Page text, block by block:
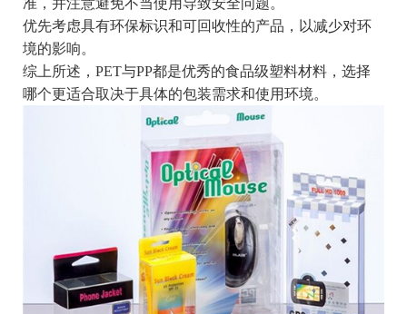
准，并注意避免不当使用导致安全问题。
优先考虑具有环保标识和可回收性的产品，以减少对环
境的影响。
综上所述，PET与PP都是优秀的食品级塑料材料，选择
哪个更适合取决于具体的包装需求和使用环境。